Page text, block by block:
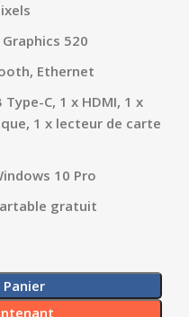
520
Ethernet
Type-C, 1 x HDMI, 1 x
1 x lecteur de carte
10 Pro
gratuit